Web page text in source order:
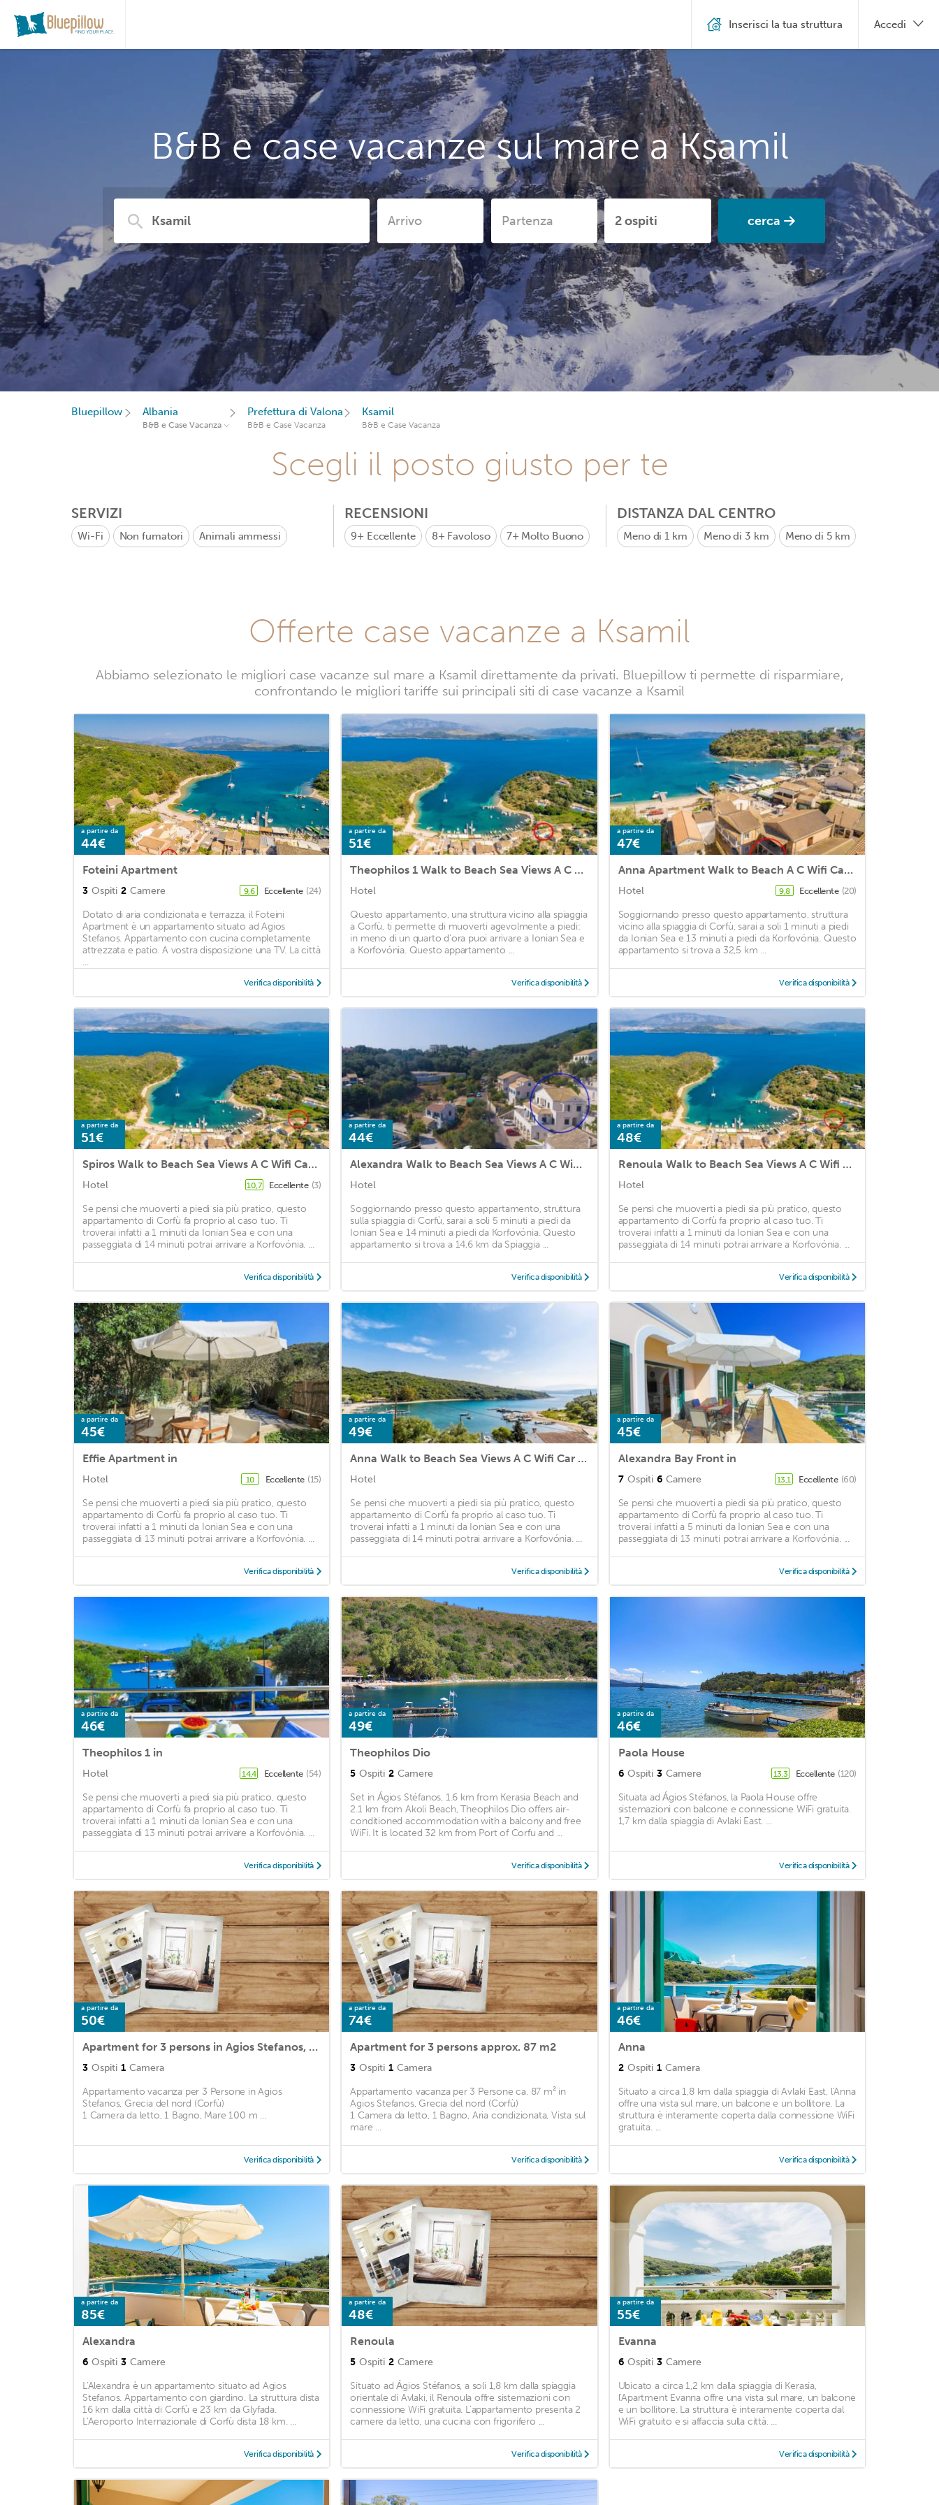
B&B e case vacanze sul mare a Ksamil
cerca
Inserisci la tua struttura Accedi
Bluepillow Albania
B&B e Case Vacanza
Prefettura di Valona
B&B e Case Vacanza
Ksamil
B&B e Case Vacanza
Scegli il posto giusto per te
SERVIZI
Wi-Fi Non fumatori Animali ammessi
RECENSIONI
9+ Eccellente 8+ Favoloso 7+ Molto Buono
DISTANZA DAL CENTRO
Meno di 1 km Meno di 3 km Meno di 5 km
Offerte case vacanze a Ksamil
Abbiamo selezionato le migliori case vacanze sul mare a Ksamil direttamente da privati. Bluepillow ti permette di risparmiare,
confrontando le migliori tariffe sui principali siti di case vacanze a Ksamil
a partire da
44€
Foteini Apartment
3 Ospiti 2 Camere 9,6 Eccellente (24)
Dotato di aria condizionata e terrazza, il Foteini
Apartment è un appartamento situato ad Agios
Stefanos. Appartamento con cucina completamente
attrezzata e patio. A vostra disposizione una TV. La città
...
Verifica disponibilità
a partire da
51€
Theophilos 1 Walk to Beach Sea Views A C Wifi Car Not Required - 219
Hotel
Questo appartamento, una struttura vicino alla spiaggia
a Corfù, ti permette di muoverti agevolmente a piedi:
in meno di un quarto d'ora puoi arrivare a Ionian Sea e
a Korfovónia. Questo appartamento ...
Verifica disponibilità
a partire da
47€
Anna Apartment Walk to Beach A C Wifi Car Not Required - 2451
Hotel 9,8 Eccellente (20)
Soggiornando presso questo appartamento, struttura
vicino alla spiaggia di Corfù, sarai a soli 1 minuti a piedi
da Ionian Sea e 13 minuti a piedi da Korfovónia. Questo
appartamento si trova a 32,5 km ...
Verifica disponibilità
a partire da
51€
Spiros Walk to Beach Sea Views A C Wifi Car Not Required - 3427
Hotel 10,7 Eccellente (3)
Se pensi che muoverti a piedi sia più pratico, questo
appartamento di Corfù fa proprio al caso tuo. Ti
troverai infatti a 1 minuti da Ionian Sea e con una
passeggiata di 14 minuti potrai arrivare a Korfovónia. ...
Verifica disponibilità
a partire da
44€
Alexandra Walk to Beach Sea Views A C Wifi Car Not Required - 218
Hotel
Soggiornando presso questo appartamento, struttura
sulla spiaggia di Corfù, sarai a soli 5 minuti a piedi da
Ionian Sea e 14 minuti a piedi da Korfovónia. Questo
appartamento si trova a 14,6 km da Spiaggia ...
Verifica disponibilità
a partire da
48€
Renoula Walk to Beach Sea Views A C Wifi Car Not Required - 243
Hotel
Se pensi che muoverti a piedi sia più pratico, questo
appartamento di Corfù fa proprio al caso tuo. Ti
troverai infatti a 1 minuti da Ionian Sea e con una
passeggiata di 14 minuti potrai arrivare a Korfovónia. ...
Verifica disponibilità
a partire da
45€
Effie Apartment in
Hotel 10 Eccellente (15)
Se pensi che muoverti a piedi sia più pratico, questo
appartamento di Corfù fa proprio al caso tuo. Ti
troverai infatti a 1 minuti da Ionian Sea e con una
passeggiata di 13 minuti potrai arrivare a Korfovónia. ...
Verifica disponibilità
a partire da
49€
Anna Walk to Beach Sea Views A C Wifi Car Not Required - 3426
Hotel
Se pensi che muoverti a piedi sia più pratico, questo
appartamento di Corfù fa proprio al caso tuo. Ti
troverai infatti a 1 minuti da Ionian Sea e con una
passeggiata di 14 minuti potrai arrivare a Korfovónia. ...
Verifica disponibilità
a partire da
45€
Alexandra Bay Front in
7 Ospiti 6 Camere 13,1 Eccellente (60)
Se pensi che muoverti a piedi sia più pratico, questo
appartamento di Corfù fa proprio al caso tuo. Ti
troverai infatti a 5 minuti da Ionian Sea e con una
passeggiata di 13 minuti potrai arrivare a Korfovónia. ...
Verifica disponibilità
a partire da
46€
Theophilos 1 in
Hotel 14,4 Eccellente (54)
Se pensi che muoverti a piedi sia più pratico, questo
appartamento di Corfù fa proprio al caso tuo. Ti
troverai infatti a 1 minuti da Ionian Sea e con una
passeggiata di 13 minuti potrai arrivare a Korfovónia. ...
Verifica disponibilità
a partire da
49€
Theophilos Dio
5 Ospiti 2 Camere
Set in Ágios Stéfanos, 1.6 km from Kerasia Beach and
2.1 km from Akoli Beach, Theophilos Dio offers air-
conditioned accommodation with a balcony and free
WiFi. It is located 32 km from Port of Corfu and ...
Verifica disponibilità
a partire da
46€
Paola House
6 Ospiti 3 Camere 13,3 Eccellente (120)
Situata ad Ágios Stéfanos, la Paola House offre
sistemazioni con balcone e connessione WiFi gratuita.
1,7 km dalla spiaggia di Avlaki East. ...
Verifica disponibilità
a partire da
50€
Apartment for 3 persons in Agios Stefanos, North Greece (Corfu)<BR>1 bedroom, 1 bathroom, sea 100 mm2
3 Ospiti 1 Camera
Appartamento vacanza per 3 Persone in Agios
Stefanos, Grecia del nord (Corfù)
1 Camera da letto, 1 Bagno, Mare 100 m ...
Verifica disponibilità
a partire da
74€
Apartment for 3 persons approx. 87 m2
3 Ospiti 1 Camera
Appartamento vacanza per 3 Persone ca. 87 m² in
Agios Stefanos, Grecia del nord (Corfù)
1 Camera da letto, 1 Bagno, Aria condizionata, Vista sul
mare ...
Verifica disponibilità
a partire da
46€
Anna
2 Ospiti 1 Camera
Situato a circa 1,8 km dalla spiaggia di Avlaki East, l'Anna
offre una vista sul mare, un balcone e un bollitore. La
struttura è interamente coperta dalla connessione WiFi
gratuita. ...
Verifica disponibilità
a partire da
85€
Alexandra
6 Ospiti 3 Camere
L'Alexandra è un appartamento situato ad Agios
Stefanos. Appartamento con giardino. La struttura dista
16 km dalla città di Corfù e 23 km da Glyfada.
L'Aeroporto Internazionale di Corfù dista 18 km. ...
Verifica disponibilità
a partire da
48€
Renoula
5 Ospiti 2 Camere
Situato ad Ágios Stéfanos, a soli 1,8 km dalla spiaggia
orientale di Avlaki, il Renoula offre sistemazioni con
connessione WiFi gratuita. L'appartamento presenta 2
camere da letto, una cucina con frigorifero ...
Verifica disponibilità
a partire da
55€
Evanna
6 Ospiti 3 Camere
Ubicato a circa 1,2 km dalla spiaggia di Kerasia,
l'Apartment Evanna offre una vista sul mare, un balcone
e un bollitore. La struttura è interamente coperta dal
WiFi gratuito e si affaccia sulla città. ...
Verifica disponibilità